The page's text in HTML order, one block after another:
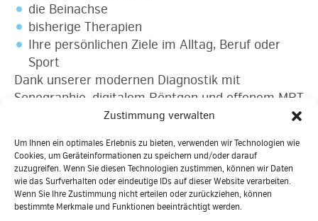
Zustimmung verwalten
Um Ihnen ein optimales Erlebnis zu bieten, verwenden wir Technologien wie
Cookies, um Geräteinformationen zu speichern und/oder darauf
zuzugreifen. Wenn Sie diesen Technologien zustimmen, können wir Daten
wie das Surfverhalten oder eindeutige IDs auf dieser Website verarbeiten.
Wenn Sie Ihre Zustimmung nicht erteilen oder zurückziehen, können
bestimmte Merkmale und Funktionen beeinträchtigt werden.
die Beinachse
bisherige Therapien
Ihre persönlichen Ziele im Alltag, Beruf oder
Sport
Dank unserer modernen Diagnostik mit
Sonographie, digitalem Röntgen und offenem MRT
können wir viele Untersuchungen direkt vor Ort
Situation abstimmen.
JETZT TERMIN VEREINBAREN